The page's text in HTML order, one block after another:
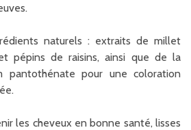
naturels : extraits de millet
pépins de raisins, ainsi que de la
pantothénate pour une coloration
les cheveux en bonne santé, lisses